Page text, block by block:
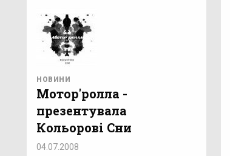
НОВИНИ
Мотор'ролла -
презентувала
Кольорові Сни
04.07.2008